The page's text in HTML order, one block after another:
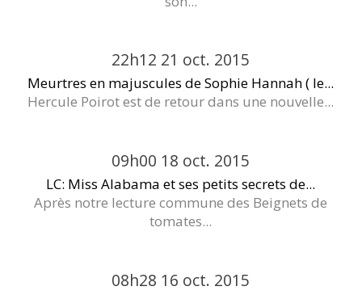
22h12 21 oct. 2015
Meurtres en majuscules de Sophie Hannah ( le...
Hercule Poirot est de retour dans une nouvelle...
09h00 18 oct. 2015
LC: Miss Alabama et ses petits secrets de...
Après notre lecture commune des Beignets de
tomates...
08h28 16 oct. 2015